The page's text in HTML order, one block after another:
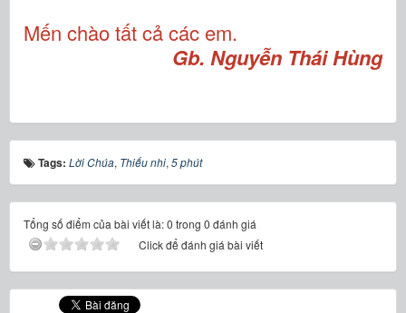
Mến chào tất cả các em.
Gb. Nguyễn Thái Hùng
Tags: Lời Chúa, Thiếu nhi, 5 phút
Tổng số điểm của bài viết là: 0 trong 0 đánh giá
Click để đánh giá bài viết